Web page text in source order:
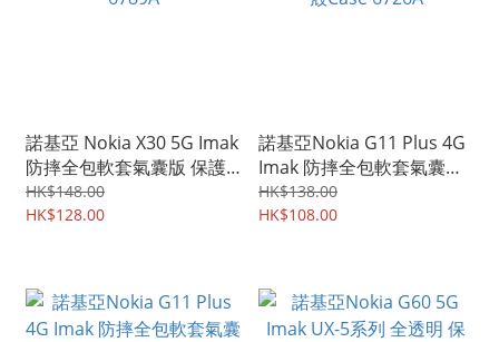
諾基亞 Nokia X30 5G Imak
防摔全包軟套氣囊版 保護
軟套 手機軟殼Case 6789A
HK$148.00
HK$128.00
諾基亞Nokia G11 Plus 4G
Imak 防摔全包軟套氣囊版
磨砂版 保護軟套 手機軟殼
Case 6726A
HK$138.00
HK$108.00